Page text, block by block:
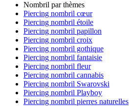
Nombril par thèmes
Piercing nombril cœur
Piercing nombril étoile
Piercing nombril papillon
Piercing nombril croix
Piercing nombril gothique
Piercing nombril fantaisie
Piercing nombril fleur
Piercing nombril cannabis
Piercing nombril Swarovski
Piercing nombril Playboy
Piercing nombril pierres naturelles